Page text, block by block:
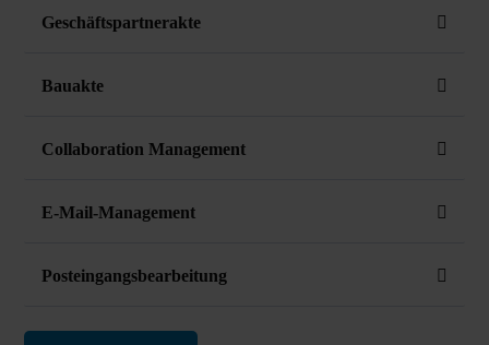
Geschäftspartnerakte
Bauakte
Collaboration Management
E-Mail-Management
Posteingangsbearbeitung